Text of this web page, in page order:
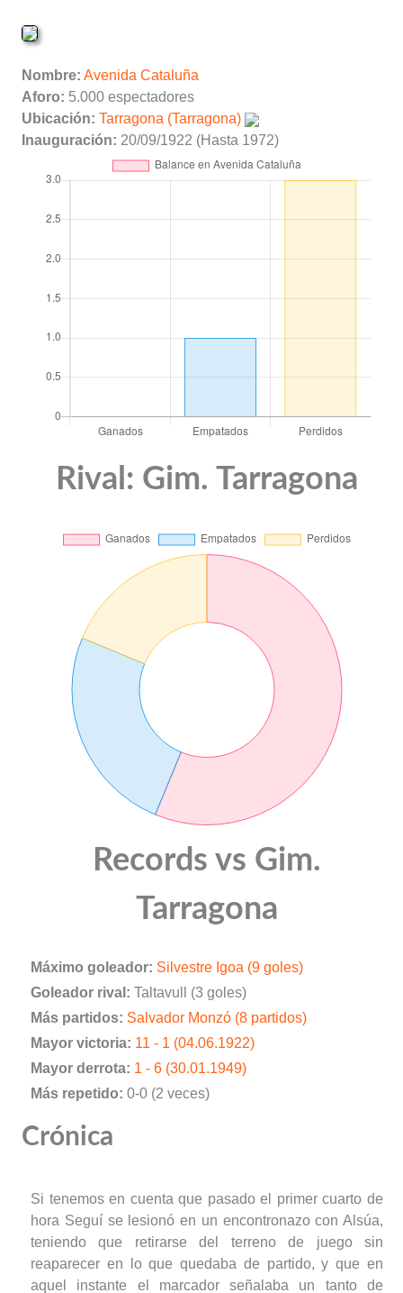
Nombre: Avenida Cataluña
Aforo: 5.000 espectadores
Ubicación: Tarragona (Tarragona)
Inauguración: 20/09/1922 (Hasta 1972)
Rival: Gim. Tarragona
Records vs Gim.
Tarragona
Máximo goleador: Silvestre Igoa (9 goles)
Goleador rival: Taltavull (3 goles)
Más partidos: Salvador Monzó (8 partidos)
Mayor victoria: 11 - 1 (04.06.1922)
Mayor derrota: 1 - 6 (30.01.1949)
Más repetido: 0-0 (2 veces)
Crónica
Si tenemos en cuenta que pasado el primer cuarto de
hora Seguí se lesionó en un encontronazo con Alsúa,
teniendo que retirarse del terreno de juego sin
reaparecer en lo que quedaba de partido, y que en
aquel instante el marcador señalaba un tanto de